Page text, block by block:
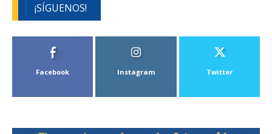
¡SÍGUENOS!